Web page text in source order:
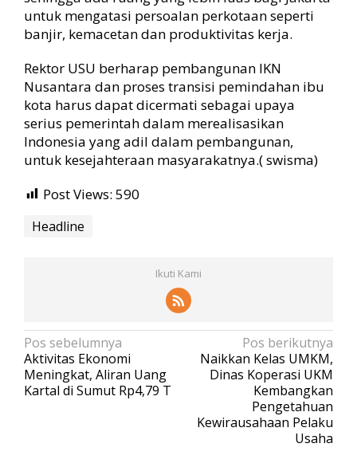
untuk mengatasi persoalan perkotaan seperti
banjir, kemacetan dan produktivitas kerja.
Rektor USU berharap pembangunan IKN
Nusantara dan proses transisi pemindahan ibu
kota harus dapat dicermati sebagai upaya
serius pemerintah dalam merealisasikan
Indonesia yang adil dalam pembangunan,
untuk kesejahteraan masyarakatnya.( swisma)
Post Views: 590
Headline
Ikuti Kami
N
a
v
Pos sebelumnya
Aktivitas Ekonomi
Meningkat, Aliran Uang
Kartal di Sumut Rp4,79 T
Pos berikutnya
Naikkan Kelas UMKM,
Dinas Koperasi UKM
Kembangkan
Pengetahuan
Kewirausahaan Pelaku
Usaha